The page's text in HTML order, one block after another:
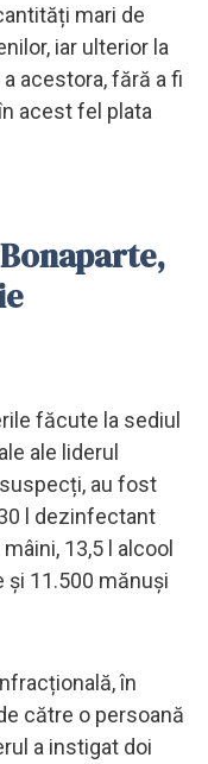
mari de
iar ulterior la
acestora, fără a fi
acest fel plata
făcute la sediul
ale liderul
au fost
l dezinfectant
13,5 l alcool
și 11.500 mănuși
în
către o persoană
a instigat doi